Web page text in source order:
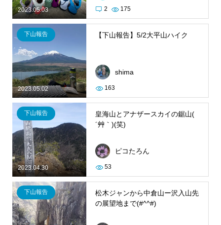
2023.05.03 2 175
2023.05.02
下山報告 【下山報告】5/2大平山ハイク
shima
163
2023.04.30
下山報告
皇海山とアナザースカイの鋸山(
´艸｀)(笑)
ピコたろん
53
下山報告
松木ジャンから中倉山ー沢入山先
の展望地まで(#^^#)